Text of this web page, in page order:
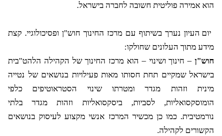
הוא אמירה פוליטית חשובה לחברה בישראל.
יום העיון נערך בשיתוף עם מרכז החינוך חוש"ן ופסיכולוגיי. קצת
מידע מתוך העלונים שחולקו:
חוש"ן – חינוך ושינוי – הוא מרכז החינוך של הקהילה הלהט"בית
בישראל שמקיים תחת חסותו מאות פעילויות בנושאים של נטייה
מינית וזהות מגדר ומטרתו שינוי הסטראוטיפים כלפי
הומוסקסואליות, לסביות, ביסקסואליות וזהות מגדר בלתי
נורמטיבית. כמו כן מכשיר המרכז אנשי מקצוע לעיסוק בנושאים
הקשורים לקהילה.